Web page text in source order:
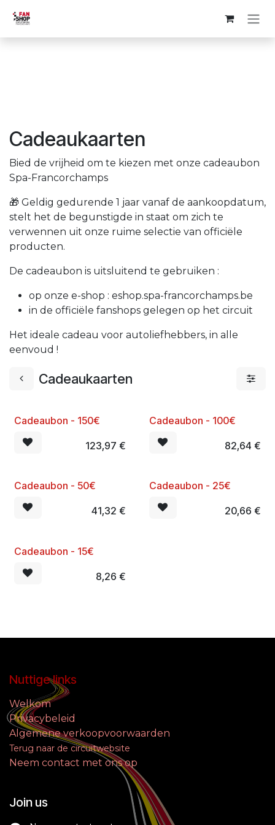
Cadeaukaarten
Bied de vrijheid om te kiezen met onze cadeaubon
Spa-Francorchamps
🎁 Geldig gedurende 1 jaar vanaf de aankoopdatum,
stelt het de begunstigde in staat om zich te
verwennen uit onze ruime selectie van officiële
producten.
De cadeaubon is uitsluitend te gebruiken :
op onze e-shop : eshop.spa-francorchamps.be
in de officiële fanshops gelegen op het circuit
Het ideale cadeau voor autoliefhebbers, in alle
eenvoud !
Cadeaukaarten
​Cadeaubon - 150€
123,97 €
​Cadeaubon - 100€
82,64 €
Cadeaubon - 50€
41,32 €
Cadeaubon - 25€
20,66 €
Cadeaubon - 15€
8,26 €
Nuttige links
Welkom
Privacybeleid
Algemene verkoopvoorwaarden
Terug naar de circuitwebsite
Neem contact met ons op
Join us